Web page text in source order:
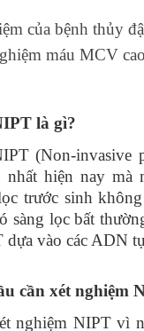
của bệnh thủy
máu MCV
là gì?
(Non-invasive
nhất hiện nay mà
trước sinh
sàng lọc bất
dựa vào các ADN
cần xét nghiệm
nghiệm NIPT vì